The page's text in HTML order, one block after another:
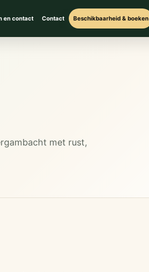
en contact Contact Beschikbaarheid & boeken
met rust,